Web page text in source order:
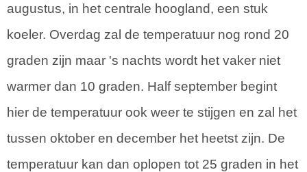
augustus, in het centrale hoogland, een stuk
koeler. Overdag zal de temperatuur nog rond 20
graden zijn maar 's nachts wordt het vaker niet
warmer dan 10 graden. Half september begint
hier de temperatuur ook weer te stijgen en zal het
tussen oktober en december het heetst zijn. De
temperatuur kan dan oplopen tot 25 graden in het